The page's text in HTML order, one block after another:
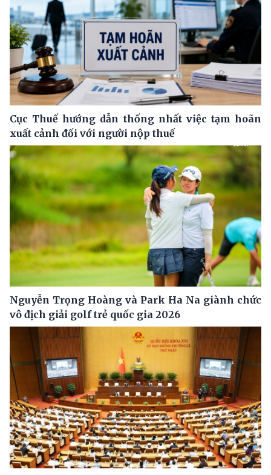
Cục Thuế hướng dẫn thống nhất việc tạm hoãn
xuất cảnh đối với người nộp thuế
Nguyễn Trọng Hoàng và Park Ha Na giành chức
vô địch giải golf trẻ quốc gia 2026